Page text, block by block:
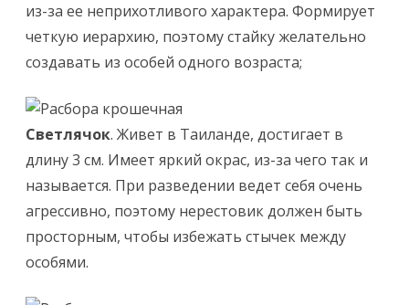
из-за ее неприхотливого характера. Формирует
четкую иерархию, поэтому стайку желательно
создавать из особей одного возраста;
Светлячок. Живет в Таиланде, достигает в
длину 3 см. Имеет яркий окрас, из-за чего так и
называется. При разведении ведет себя очень
агрессивно, поэтому нерестовик должен быть
просторным, чтобы избежать стычек между
особями.